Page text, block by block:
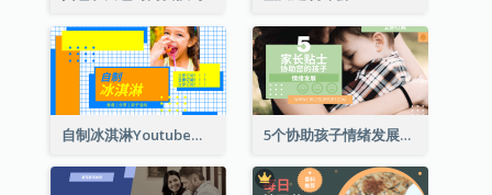
自制冰淇淋Youtube影片缩图 5个协助孩子情绪发展的建议Youtube影片缩图